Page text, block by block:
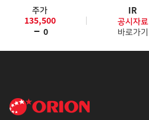
주가
135,500
0
IR
공시자료
바로가기